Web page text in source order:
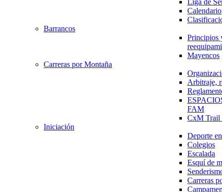
Liga de
Calendario
Barrancos
Principios
Mayencos
Carreras por Montaña
Arbitraje,
FAM
CxM
Iniciación
Deporte
Colegios
Escalada
Esquí de
Carreras